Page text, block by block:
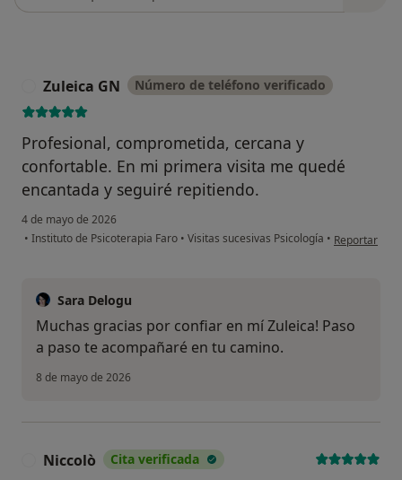
Zuleica GN Número de teléfono verificado
Profesional, comprometida, cercana y
confortable. En mi primera visita me quedé
encantada y seguiré repitiendo.
4 de mayo de 2026
• Instituto de Psicoterapia Faro • Visitas sucesivas Psicología • en opinión
Reportar
Sara Delogu
Muchas gracias por confiar en mí Zuleica! Paso
a paso te acompañaré en tu camino.
8 de mayo de 2026
Niccolò Cita verificada